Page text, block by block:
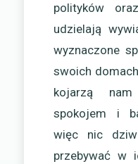
polityków
udzielają
wyznaczone
swoich
kojarzą
spokojem i
więc nic
przebywać w